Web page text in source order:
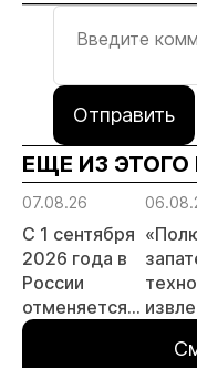
Отправить
ЕЩЕ ИЗ
07.08.26
С 1 сентября
2026 года в
России
отменяется
заявительный